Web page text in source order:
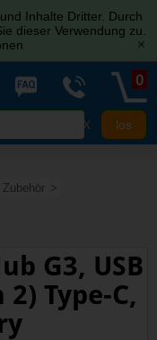
Inhalte Dritter. Durch
dieser Verwendung zu.
[x]
X
0
G3, USB
2) Type-C,